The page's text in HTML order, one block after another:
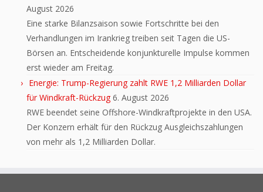
August 2026
Eine starke Bilanzsaison sowie Fortschritte bei den
Verhandlungen im Irankrieg treiben seit Tagen die US-
Börsen an. Entscheidende konjunkturelle Impulse kommen
erst wieder am Freitag.
Energie: Trump-Regierung zahlt RWE 1,2 Milliarden Dollar
für Windkraft-Rückzug 6. August 2026
RWE beendet seine Offshore-Windkraftprojekte in den USA.
Der Konzern erhält für den Rückzug Ausgleichszahlungen
von mehr als 1,2 Milliarden Dollar.